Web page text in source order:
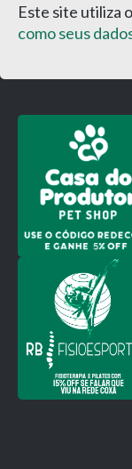
Este site utiliza
como seus